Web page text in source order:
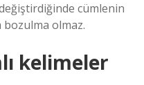
cümlenin
bozulma olmaz.
kelimeler